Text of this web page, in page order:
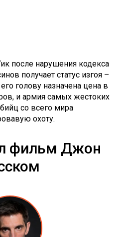
после нарушения кодекса
получает статус изгоя –
голову назначена цена в
и армия самых жестоких
со всего мира
охоту.
фильм Джон